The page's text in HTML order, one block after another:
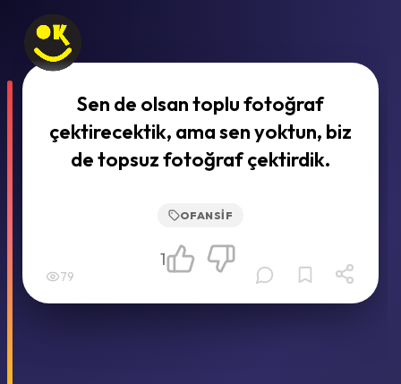
Sen de olsan toplu fotoğraf
çektirecektik, ama sen yoktun, biz
de topsuz fotoğraf çektirdik.
OFANSIF
79
1